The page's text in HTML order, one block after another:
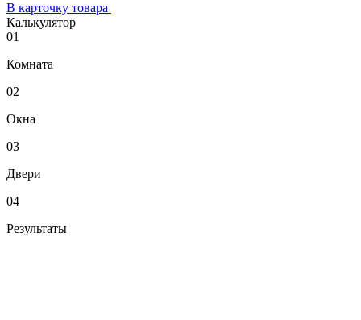
В карточку товара
Калькулятор
01
Комната
02
Окна
03
Двери
04
Результаты